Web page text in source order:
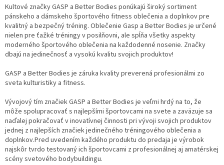
l
á
d
a
c
i
p
k
y
v
ý
p
i
Kultové značky GASP a Better Bodies ponúkajú široký sortiment
pánskeho a dámskeho športového fitness oblečenia a doplnkov pre
kvalitný a bezpečný tréning. Oblečenie Gasp a Better Bodies je určené
nielen pre ťažké tréningy v posilňovni, ale spĺňa všetky aspekty
moderného športového oblečenia na každodenné nosenie. Značky
dbajú na jedinečnosť a vysokú kvalitu svojich produktov!
GASP a Better Bodies je záruka kvality preverená profesionálmi zo
sveta kulturistiky a fitness.
Vývojový tím značiek GASP a Better Bodies je veľmi hrdý na to, že
môže spolupracovať s najlepšími športovcami na svete a zaväzuje sa
naďalej pokračovať v inovatívnej činnosti pri vývoji svojich produktov
jednej z najlepších značiek jedinečného tréningového oblečenia a
doplnkov.Pred uvedením každého produktu do predaja je výrobok
najskôr tvrdo testovaný ich športovcami z profesionálnej aj amatérskej
scény svetového bodybuildingu.